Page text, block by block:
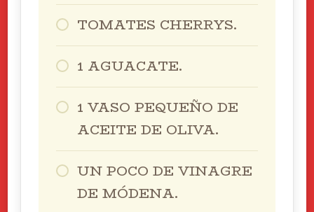
TOMATES CHERRYS.
1 AGUACATE.
1 VASO PEQUEÑO DE
ACEITE DE OLIVA.
UN POCO DE VINAGRE
DE MÓDENA.